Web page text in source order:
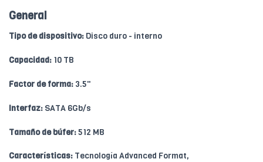
General
Tipo de dispositivo: Disco duro - interno
Capacidad: 10 TB
Factor de forma: 3.5"
Interfaz: SATA 6Gb/s
Tamaño de búfer:512 MB
Características: Tecnología Advanced Format,